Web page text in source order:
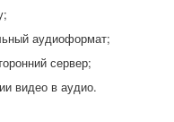
аудиоформат;
сервер;
видео в аудио.